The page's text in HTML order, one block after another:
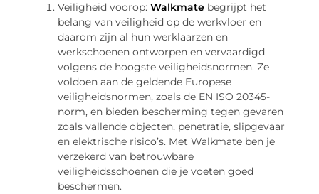
Veiligheid voorop:Walkmate begrijpt het
belang van veiligheid op de werkvloer en
daarom zijn al hun werklaarzen en
werkschoenen ontworpen en vervaardigd
volgens de hoogste veiligheidsnormen. Ze
voldoen aan de geldende Europese
veiligheidsnormen, zoals de EN ISO 20345-
norm, en bieden bescherming tegen gevaren
zoals vallende objecten, penetratie, slipgevaar
en elektrische risico’s. Met Walkmate ben je
verzekerd van betrouwbare
veiligheidsschoenen die je voeten goed
beschermen.